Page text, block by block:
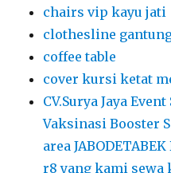
chairs vip kayu jati
clothesline
coffee table
cover kursi ketat
CV.Surya Jaya
Vaksinasi Booster
area
r8 yang kami